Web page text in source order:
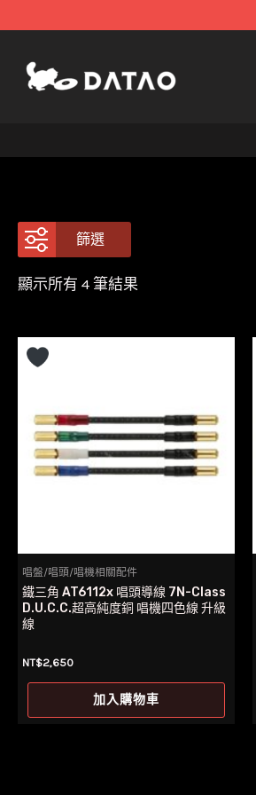
篩選
顯示所有 4 筆結果
唱盤/唱頭/唱機相關配件
鐵三角 AT6112x 唱頭導線 7N-Class
D.U.C.C.超高純度銅 唱機四色線 升級
線
NT$2,650
加入購物車